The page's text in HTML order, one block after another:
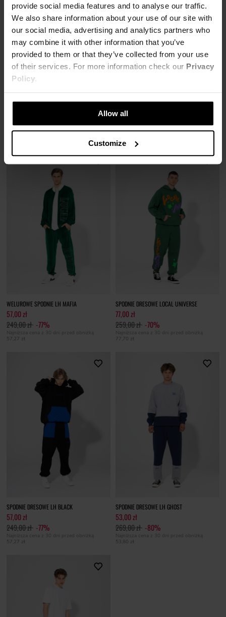
provide social media features and to analyse our traffic.
We also share information about your use of our site with
our social media, advertising and analytics partners who
may combine it with other information that you’ve
provided to them or that they’ve collected from your use
of their services. For more information check our Privacy
Policy.
Allow all
Customize
SPODNIE DRESOWE LOYALTY
Najniższa cena z 30 dni przed obniżką
SPODNIE DRESOWE NATURAL HIGH
62,00 zł
Najniższa cena z 30 dni przed obniżką
WELUROWE SPODNIE LH MAFIA
57,00 zł
249,00 zł -77%
Najniższa cena z 30 dni przed obniżką
57,27 zł
SPODNIE DRESOWE LOCAL UNIVERSE
77,00 zł
259,00 zł -70%
Najniższa cena z 30 dni przed obniżką
77,70 zł
SPODNIE DRESOWE LH BLACK
57,00 zł
249,00 zł -77%
Najniższa cena z 30 dni przed obniżką
57,27 zł
SPODNIE DRESOWE LH GHOST
53,00 zł
269,00 zł -80%
Najniższa cena z 30 dni przed obniżką
53,80 zł